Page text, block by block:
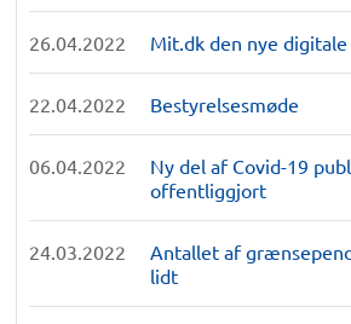
26.04.2022 Mit.dk den nye digitale
22.04.2022 Bestyrelsesmøde
06.04.2022
Ny del af Covid-19
offentliggjort
24.03.2022
Antallet af
lidt